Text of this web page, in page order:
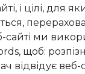
і цілі, для
ми
щоб:
відвідує веб-